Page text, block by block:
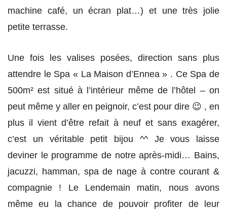
machine café, un écran plat…) et une très jolie
petite terrasse.
Une fois les valises posées, direction sans plus
attendre le Spa « La Maison d’Ennea » . Ce Spa de
500m² est situé à l’intérieur même de l’hôtel – on
peut même y aller en peignoir, c’est pour dire 😉 , en
plus il vient d’être refait à neuf et sans exagérer,
c’est un véritable petit bijou ^^ Je vous laisse
deviner le programme de notre après-midi… Bains,
jacuzzi, hamman, spa de nage à contre courant &
compagnie ! Le Lendemain matin, nous avons
même eu la chance de pouvoir profiter de leur